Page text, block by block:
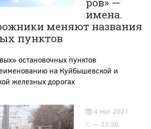
имена.
меняют названия
пунктов
остановочных пунктов
на Куйбышевской и
железных дорогах
4 мая 2021
г. — 23:50